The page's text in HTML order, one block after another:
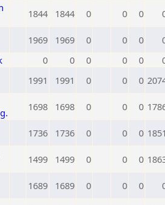
1844 1844 0 0 0
1969 1969 0 0 0
0 0 0 0 0
1991 1991 0 0 0
1698 1698 0 0 0
1736 1736 0 0 0
1499 1499 0 0 0
1689 1689 0 0 0